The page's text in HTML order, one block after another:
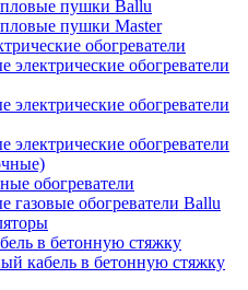
пушки Ballu
пушки Master
обогреватели
электрические обогреватели
электрические обогреватели
электрические обогреватели
обогреватели
газовые обогреватели Ballu
в бетонную стяжку
кабель в бетонную стяжку